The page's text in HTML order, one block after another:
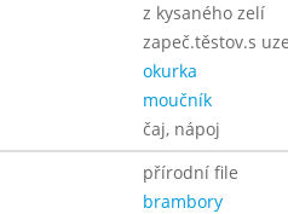
z kysaného zelí
zapeč.těstov.s
okurka
moučník
čaj, nápoj
přírodní file
brambory